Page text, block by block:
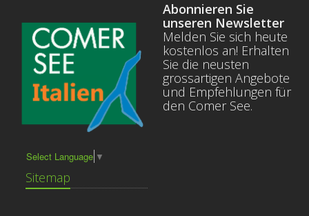
Select Language ▼
Sitemap
Abonnieren Sie
unseren Newsletter
Melden Sie sich heute
kostenlos an! Erhalten
Sie die neusten
grossartigen Angebote
und Empfehlungen für
den Comer See.